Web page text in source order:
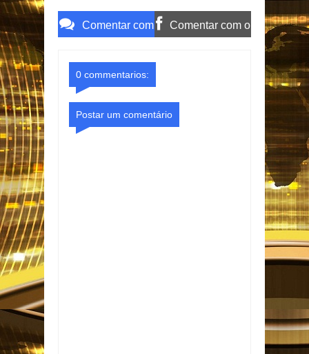
Comentar com Comentar com o
0 commentarios:
Postar um comentário